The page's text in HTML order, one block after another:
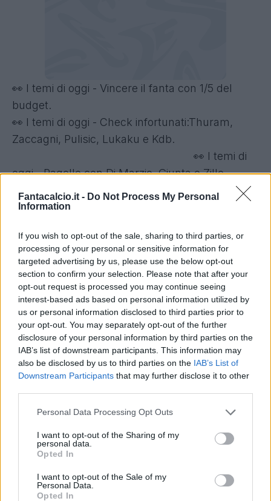
Fantacalcio.it - Do Not Process My Personal
Information
If you wish to opt-out of the sale, sharing to third parties, or
processing of your personal or sensitive information for
targeted advertising by us, please use the below opt-out
section to confirm your selection. Please note that after your
opt-out request is processed you may continue seeing
interest-based ads based on personal information utilized by
us or personal information disclosed to third parties prior to
your opt-out. You may separately opt-out of the further
disclosure of your personal information by third parties on the
IAB’s list of downstream participants. This information may
also be disclosed by us to third parties on the IAB’s List of
Downstream Participants that may further disclose it to other
Personal Data Processing Opt Outs
I want to opt-out of the Sharing of my
personal data.
Opted In
I want to opt-out of the Sale of my
Personal Data.
Opted In
👀 I temi di oggi - Vincere il fanta con 1/5 del
budget.
👀 I temi di oggi - Check infortunati:Thuram,
Zaccagni, Pulisic, Lukaku e Kdb.
👀 I temi di
oggi - Pagelle con Di Marzio, Giunta e Zille.
domande e curiosità: live alle 15:00 su Twitch
(Fantacalcio) e su Youtube (Canale Fantacalcio
o Canale Fantacalcio TV).
🎙 Conduce: Alessandro De Mattia
🎙Oggi con noi: Alfredo De Vuono, Federica Zille,
Carmine Cassandra, Mario Giunta e Dario
Ronzulli.
DIAMO PRIORITA' AI NOSTRI SUB
YOUTUBE